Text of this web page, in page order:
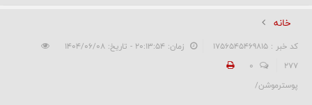
ناوبری
خانه
کد خبر : 1756545469815
زمان: ۲۰:۱۳:۵۴ - تاریخ: ۱۴۰۴/۰۶/۰۸
277
0
پوسترموشن/